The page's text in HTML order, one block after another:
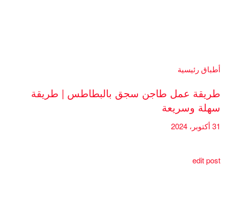
أطباق رئيسية
طريقة عمل طاجن سجق بالبطاطس | طريقة
سهلة وسريعة
31 أكتوبر، 2024
edit post